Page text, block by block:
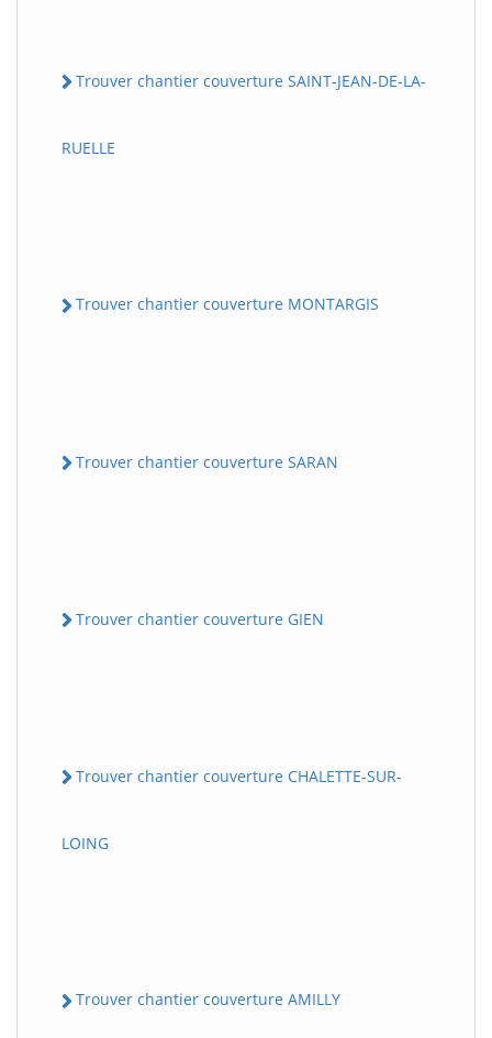
Trouver chantier couverture SAINT-JEAN-DE-LA-
RUELLE
Trouver chantier couverture MONTARGIS
Trouver chantier couverture SARAN
Trouver chantier couverture GIEN
Trouver chantier couverture CHALETTE-SUR-
LOING
Trouver chantier couverture AMILLY